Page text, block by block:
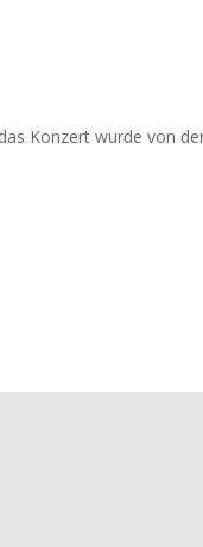
Konzert wurde von